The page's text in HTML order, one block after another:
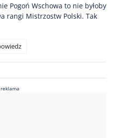
Pogoń Wschowa to nie byłoby
rangi Mistrzostw Polski. Tak
reklama